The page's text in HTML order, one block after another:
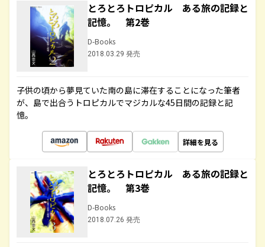
とろとろトロピカル ある旅の記録と
記憶。 第2巻
D-Books
2018.03.29 発売
子供の頃から夢見ていた南の島に滞在することになった筆者
が、島で出合うトロピカルでマジカルな45日間の記録と記
憶。
詳細を見る
とろとろトロピカル ある旅の記録と
記憶。 第3巻
D-Books
2018.07.26 発売